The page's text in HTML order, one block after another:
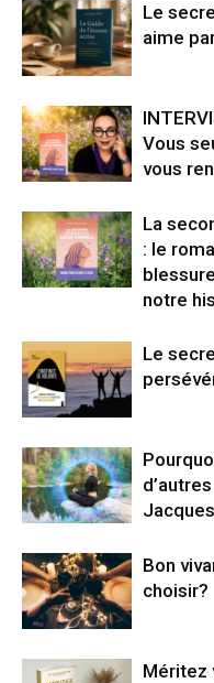
Le
aime
Vous
vous
La
: le
notre
Le
Bon
choisir?
Méritez